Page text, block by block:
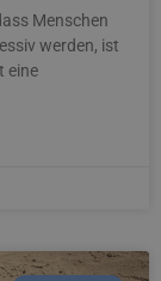
Menschen
werden, ist
eine